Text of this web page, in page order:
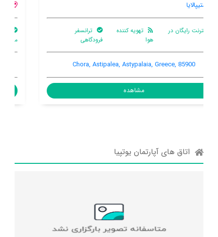
پارکینگ
ترانسفر
اتاق
Astypalaia, Astipalea, Astypalaia, Greece, 85700
اتاق های آپارتمان یوتپیا